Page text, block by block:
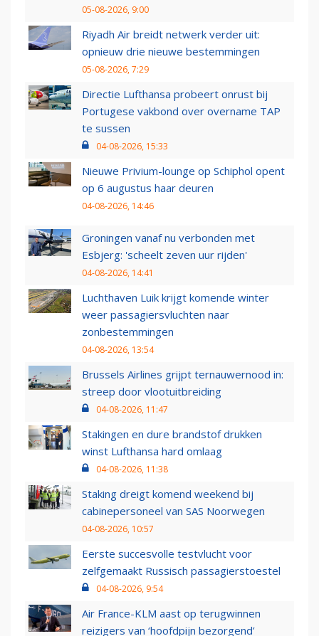
05-08-2026, 9:00
Riyadh Air breidt netwerk verder uit:
opnieuw drie nieuwe bestemmingen
05-08-2026, 7:29
Directie Lufthansa probeert onrust bij
Portugese vakbond over overname TAP
te sussen
04-08-2026, 15:33
Nieuwe Privium-lounge op Schiphol opent
op 6 augustus haar deuren
04-08-2026, 14:46
Groningen vanaf nu verbonden met
Esbjerg: 'scheelt zeven uur rijden'
04-08-2026, 14:41
Luchthaven Luik krijgt komende winter
weer passagiersvluchten naar
zonbestemmingen
04-08-2026, 13:54
Brussels Airlines grijpt ternauwernood in:
streep door vlootuitbreiding
04-08-2026, 11:47
Stakingen en dure brandstof drukken
winst Lufthansa hard omlaag
04-08-2026, 11:38
Staking dreigt komend weekend bij
cabinepersoneel van SAS Noorwegen
04-08-2026, 10:57
Eerste succesvolle testvlucht voor
zelfgemaakt Russisch passagierstoestel
04-08-2026, 9:54
Air France-KLM aast op terugwinnen
reizigers van ‘hoofdpijn bezorgend’